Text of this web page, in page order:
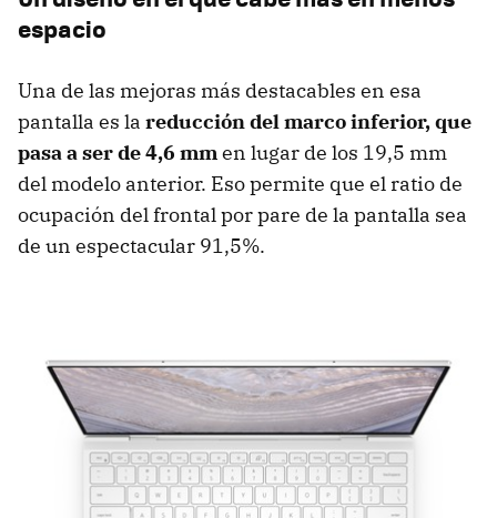
espacio
Una de las mejoras más destacables en esa
pantalla es la reducción del marco inferior, que
pasa a ser de 4,6 mmen lugar de los 19,5 mm
del modelo anterior. Eso permite que el ratio de
ocupación del frontal por pare de la pantalla sea
de un espectacular 91,5%.